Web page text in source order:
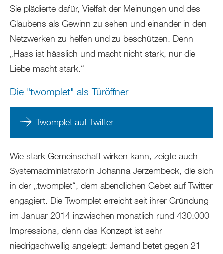
Sie plädierte dafür, Vielfalt der Meinungen und des
Glaubens als Gewinn zu sehen und einander in den
Netzwerken zu helfen und zu beschützen. Denn
„Hass ist hässlich und macht nicht stark, nur die
Liebe macht stark.“
Die "twomplet" als Türöffner
Twomplet auf Twitter
Wie stark Gemeinschaft wirken kann, zeigte auch
Systemadministratorin Johanna Jerzembeck, die sich
in der „twomplet“, dem abendlichen Gebet auf Twitter
engagiert. Die Twomplet erreicht seit ihrer Gründung
im Januar 2014 inzwischen monatlich rund 430.000
Impressions, denn das Konzept ist sehr
niedrigschwellig angelegt: Jemand betet gegen 21